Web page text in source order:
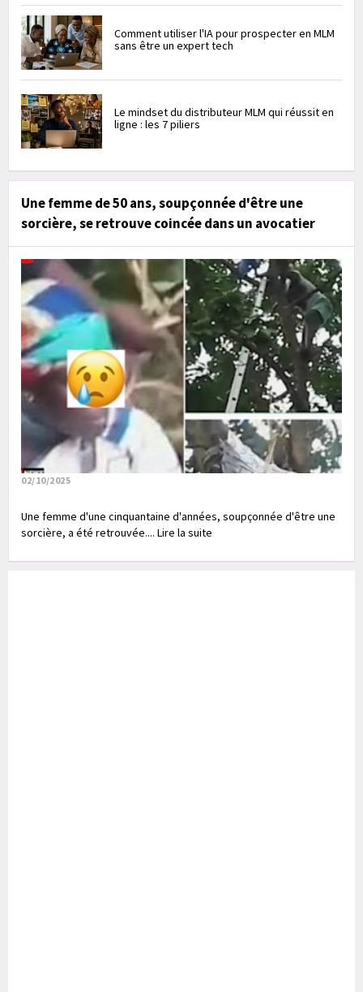
Comment utiliser l'IA pour prospecter en MLM
sans être un expert tech
Le mindset du distributeur MLM qui réussit en
ligne : les 7 piliers
Une femme de 50 ans, soupçonnée d'être une
sorcière, se retrouve coincée dans un avocatier
02/10/2025
Une femme d'une cinquantaine d'années, soupçonnée d'être une
sorcière, a été retrouvée.... Lire la suite